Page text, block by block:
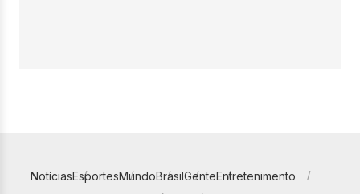
NotíciasEsportesMundoBrasilGenteEntretenimento